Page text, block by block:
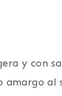
y con
al